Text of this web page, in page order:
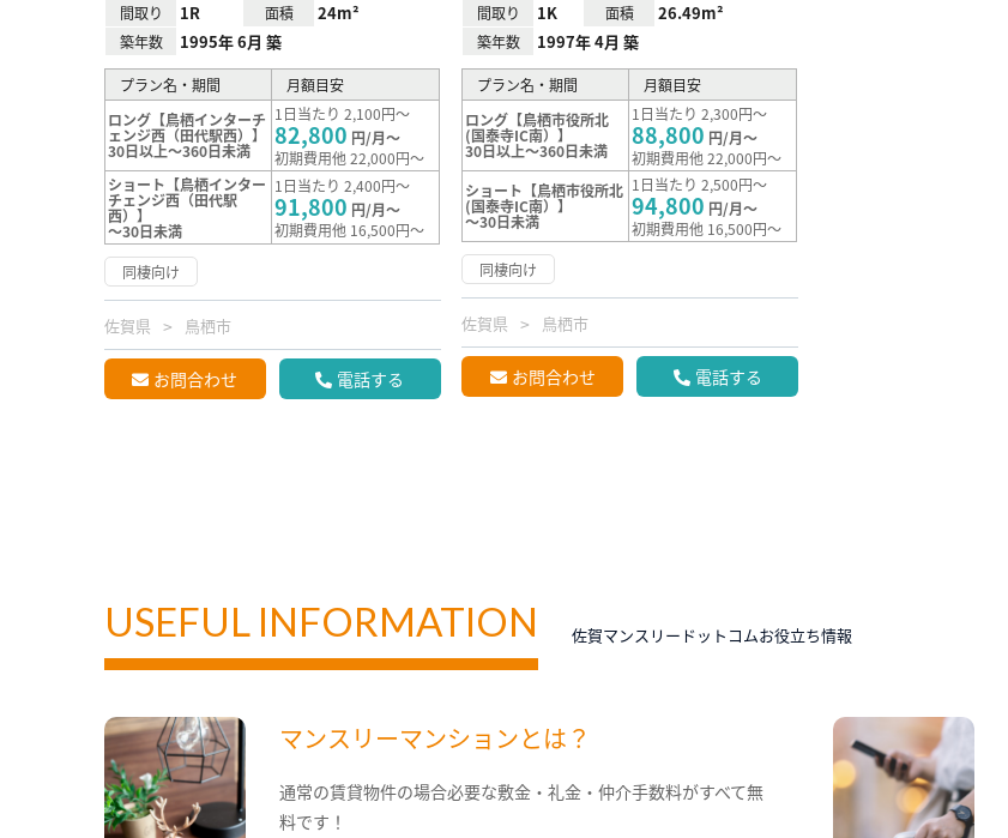
間取り 1R 面積 24m²
築年数 1995年 6月 築
プラン名・期間
月額目安
ロング【鳥栖インターチ
ェンジ西（田代駅西）】
30日以上～360日未満
1日当たり 2,100円～
82,800 円/月～
初期費用他 22,000円～
ショート【鳥栖インター
チェンジ西（田代駅
西）】
～30日未満
1日当たり 2,400円～
91,800 円/月～
初期費用他 16,500円～
同棲向け
佐賀県 鳥栖市
お問合わせ 電話する
間取り 1K 面積 26.49m²
築年数 1997年 4月 築
プラン名・期間
月額目安
ロング【鳥栖市役所北
(国泰寺IC南）】
30日以上～360日未満
1日当たり 2,300円～
88,800 円/月～
初期費用他 22,000円～
ショート【鳥栖市役所北
(国泰寺IC南）】
～30日未満
1日当たり 2,500円～
94,800 円/月～
初期費用他 16,500円～
同棲向け
佐賀県 鳥栖市
お問合わせ 電話する
USEFUL INFORMATION 佐賀マンスリードットコムお役立ち情報
マンスリーマンションとは？
通常の賃貸物件の場合必要な敷金・礼金・仲介手数料がすべて無
料です！